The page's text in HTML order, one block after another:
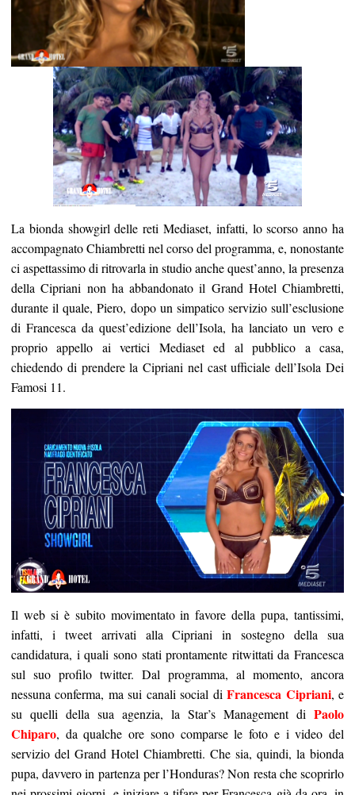
La bionda showgirl delle reti Mediaset, infatti, lo scorso anno ha
accompagnato Chiambretti nel corso del programma, e, nonostante
ci aspettassimo di ritrovarla in studio anche quest’anno, la presenza
della Cipriani non ha abbandonato il Grand Hotel Chiambretti,
durante il quale, Piero, dopo un simpatico servizio sull’esclusione
di Francesca da quest’edizione dell’Isola, ha lanciato un vero e
proprio appello ai vertici Mediaset ed al pubblico a casa,
chiedendo di prendere la Cipriani nel cast ufficiale dell’Isola Dei
Famosi 11.
Il web si è subito movimentato in favore della pupa, tantissimi,
infatti, i tweet arrivati alla Cipriani in sostegno della sua
candidatura, i quali sono stati prontamente ritwittati da Francesca
sul suo profilo twitter. Dal programma, al momento, ancora
nessuna conferma, ma sui canali social diFrancesca Cipriani, e
su quelli della sua agenzia, la Star’s Management di Paolo
Chiparo, da qualche ore sono comparse le foto e i video del
servizio del Grand Hotel Chiambretti. Che sia, quindi, la bionda
pupa, davvero in partenza per l’Honduras? Non resta che scoprirlo